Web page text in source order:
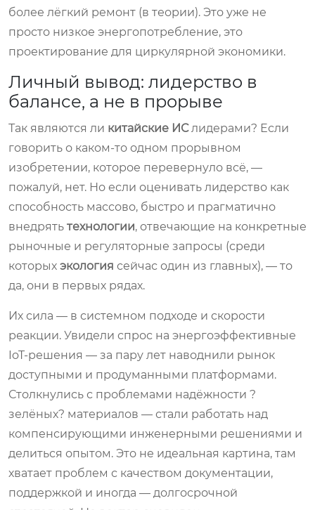
более лёгкий ремонт (в теории). Это уже не
просто низкое энергопотребление, это
проектирование для циркулярной экономики.
Личный вывод: лидерство в
балансе, а не в прорыве
Так являются ли китайские ИСлидерами? Если
говорить о каком-то одном прорывном
изобретении, которое перевернуло всё, —
пожалуй, нет. Но если оценивать лидерство как
способность массово, быстро и прагматично
внедрять технологии, отвечающие на конкретные
рыночные и регуляторные запросы (среди
которых экология сейчас один из главных), — то
да, они в первых рядах.
Их сила — в системном подходе и скорости
реакции. Увидели спрос на энергоэффективные
IoT-решения — за пару лет наводнили рынок
доступными и продуманными платформами.
Столкнулись с проблемами надёжности ?
зелёных? материалов — стали работать над
компенсирующими инженерными решениями и
делиться опытом. Это не идеальная картина, там
хватает проблем с качеством документации,
поддержкой и иногда — долгосрочной